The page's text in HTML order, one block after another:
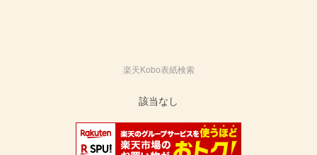
楽天Kobo表紙検索